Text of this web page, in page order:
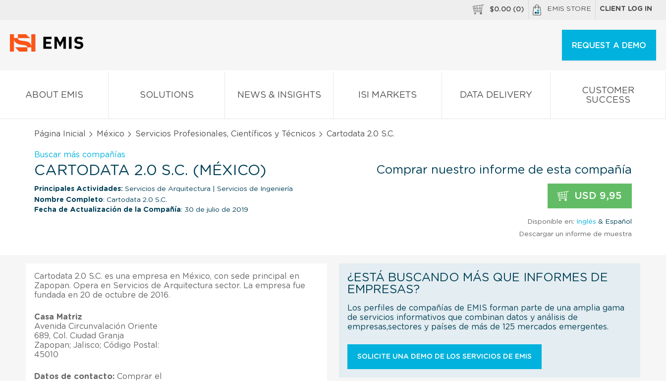
$0.00 (0) EMIS STORE CLIENT LOG IN
REQUEST A DEMO
ABOUT EMIS SOLUTIONS NEWS & INSIGHTS ISI MARKETS DATA DELIVERY
CUSTOMER
SUCCESS
Página Inicial México Servicios Profesionales, Científicos y Técnicos Cartodata 2.0 S.C.
Buscar más compañías
CARTODATA 2.0 S.C. (MÉXICO)
Principales Actividades: Servicios de Arquitectura
Servicios de Ingeniería
Nombre Completo: Cartodata 2.0 S.C.
Fecha de Actualización de la Compañía: 30 de julio de 2019
Comprar nuestro informe de esta compañía
USD 9,95
Disponible en: Inglés & Español
Descargar un informe de muestra
Cartodata 2.0 S.C. es una empresa en México, con sede principal en
Zapopan. Opera en Servicios de Arquitectura sector. La empresa fue
fundada en 20 de octubre de 2016.
Casa Matriz
Avenida Circunvalación Oriente
689, Col. Ciudad Granja
Zapopan; Jalisco; Código Postal:
45010
Datos de contacto: Comprar el
¿ESTÁ BUSCANDO MÁS QUE INFORMES DE
EMPRESAS?
Los perfiles de compañías de EMIS forman parte de una amplia gama
de servicios informativos que combinan datos y análisis de
empresas,sectores y países de más de 125 mercados emergentes.
SOLICITE UNA DEMO DE LOS SERVICIOS DE EMIS